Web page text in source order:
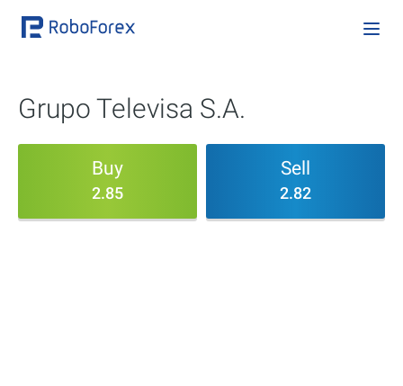
Grupo Televisa S.A.
Buy
2.85
Sell
2.82